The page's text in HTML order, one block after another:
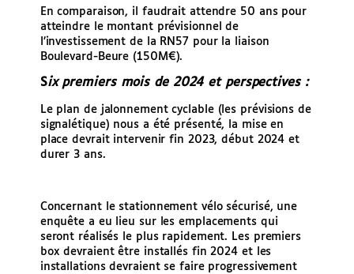
En comparaison, il faudrait attendre 50 ans pour
atteindre le montant prévisionnel de
l’investissement de la RN57 pour la liaison
Boulevard-Beure (150M€).
Six premiers mois de 2024 et perspectives :
Le plan de jalonnement cyclable (les prévisions de
signalétique) nous a été présenté, la mise en
place devrait intervenir fin 2023, début 2024 et
durer 3 ans.
Concernant le stationnement vélo sécurisé, une
enquête a eu lieu sur les emplacements qui
seront réalisés le plus rapidement. Les premiers
box devraient être installés fin 2024 et les
installations devraient se faire progressivement